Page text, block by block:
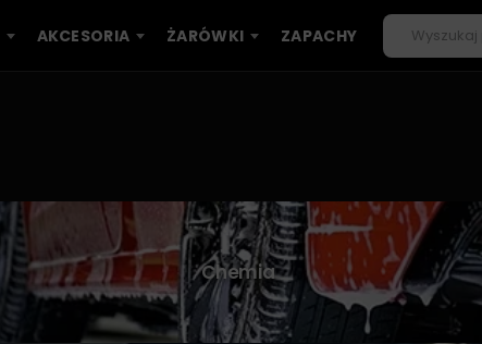
AKCESORIA ŻARÓWKI ZAPACHY
Chemia